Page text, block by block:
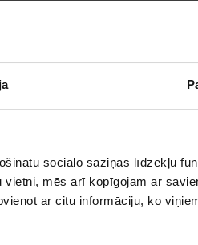
sociālo saziņas līdzekļu
mēs arī kopīgojam ar
ar citu informāciju, ko
Akcija!